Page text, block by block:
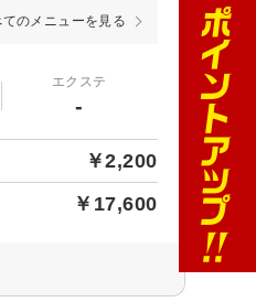
てのメニューを見る
エクステ
-
￥2,200
￥17,600